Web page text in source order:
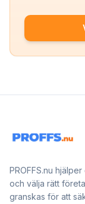
PROFFS.nu
och välja rätt
granskas för att